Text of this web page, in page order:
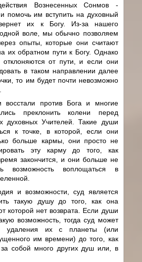
Вознесенных Сонмов -
помочь им вступить на духовный
их к Богу. Из-за нашего
воле, мы обычно позволяем
опыты, которые они считают
их обратном пути к Богу. Однако
от пути, и если они
в таком направлении далее
то им будет почти невозможно
восстали против Бога и многие
преклонить колени перед
духовных Учителей. Такие души
к точке, в которой, если они
больше кармы, они просто не
эту карму до того, как
закончится, и они больше не
возможность воплощаться в
и возможности, суд является
такую душу до того, как она
которой нет возврата. Если души
возможность, тогда суд может
удаления их с планеты (или
им времени) до того, как
за собой много других душ или, в